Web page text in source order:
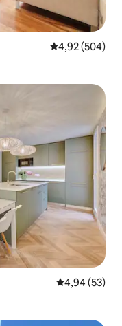
Средна
4,92 (504)
Средна
4,94 (53)